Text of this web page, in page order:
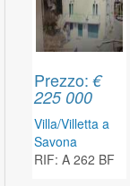
Prezzo:€
225 000
Villa/Villetta a
Savona
RIF: A 262 BF